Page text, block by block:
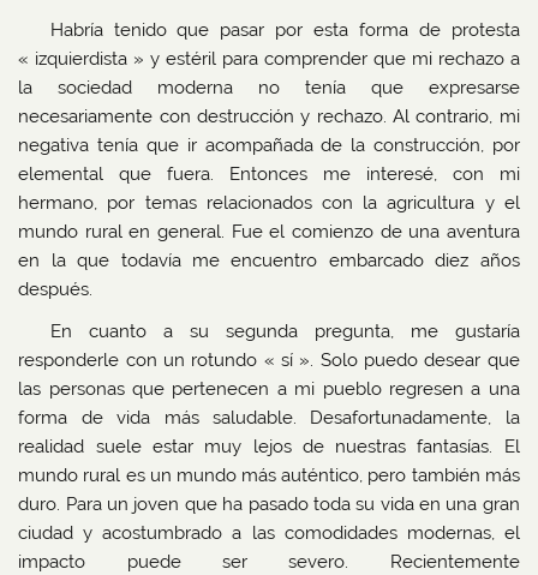
Habría tenido que pasar por esta forma de protesta
« izquierdista » y estéril para comprender que mi rechazo a
la sociedad moderna no tenía que expresarse
necesariamente con destrucción y rechazo. Al contrario, mi
negativa tenía que ir acompañada de la construcción, por
elemental que fuera. Entonces me interesé, con mi
hermano, por temas relacionados con la agricultura y el
mundo rural en general. Fue el comienzo de una aventura
en la que todavía me encuentro embarcado diez años
después.
En cuanto a su segunda pregunta, me gustaría
responderle con un rotundo « sí ». Solo puedo desear que
las personas que pertenecen a mi pueblo regresen a una
forma de vida más saludable. Desafortunadamente, la
realidad suele estar muy lejos de nuestras fantasías. El
mundo rural es un mundo más auténtico, pero también más
duro. Para un joven que ha pasado toda su vida en una gran
ciudad y acostumbrado a las comodidades modernas, el
impacto puede ser severo. Recientemente